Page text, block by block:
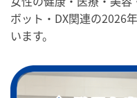
ボット・DX関連の2026
います。